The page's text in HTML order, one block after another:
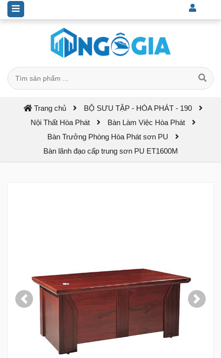
Trang chủ
BỘ SƯU TẬP - HÒA PHÁT - 190
Nội Thất Hòa Phát
Bàn Làm Việc Hòa Phát
Bàn Trưởng Phòng Hòa Phát sơn PU
Bàn lãnh đạo cấp trung sơn PU ET1600M
Previous Next